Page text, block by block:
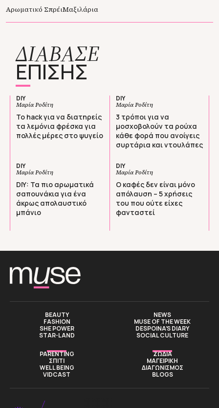
Αρωματικό ΣπρέιΜαξιλάρια
ΔΙΑΒΑΣΕ
ΕΠΙΣΗΣ
DIY
Μαρία Ροδίτη
Το hack για να διατηρείς
τα λεμόνια φρέσκα για
πολλές μέρες στο ψυγείο
DIY
Μαρία Ροδίτη
3 τρόποι για να
μοσχοβολούν τα ρούχα
κάθε φορά που ανοίγεις
συρτάρια και ντουλάπες
DIY
Μαρία Ροδίτη
DIY: Τα πιο αρωματικά
σαπουνάκια για ένα
άκρως απολαυστικό
μπάνιο
DIY
Μαρία Ροδίτη
Ο καφές δεν είναι μόνο
απόλαυση – 5 χρήσεις
του που ούτε είχες
φανταστεί
BEAUTY
FASHION
SHE POWER
STAR-LAND
NEWS
MUSE OF THE WEEK
DESPOINA’S DIARY
SOCIAL CULTURE
PARENTING
ΣΠΙΤΙ
WELL BEING
VIDCAST
ΖΩΔΙΑ
ΜΑΓΕΙΡΙΚΗ
ΔΙΑΓΩΝΙΣΜΟΣ
BLOGS